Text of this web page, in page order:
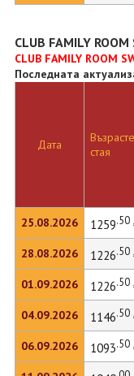
CLUB FAMILY ROOM
CLUB FAMILY ROOM
Последната
Дата
25.08.2026
28.08.2026
01.09.2026
04.09.2026
06.09.2026
стая
1259.50
1226.50
1226.50
1146.50
1093.50